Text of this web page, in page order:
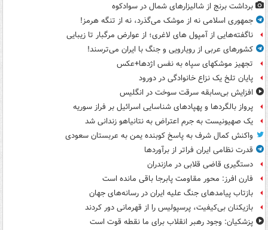
برداشت برنج از شالیزارهای شمال در سوادکوه
جمهوری اسلامی نه از موشک می‌گذرد، نه از تنگه هرمز!
ناگفته‌هایی از آمپول های لاغری؛ از عوارض مرگبار تا زیبایی
کشورهای عربی از رویارویی و جنگ با ایران می‌ترسند!
تجهیز موشکهای سپاه به نفس اژدها+عکس
پایان تلخ یک نزاع خانوادگی در دورود
افزایش بی‌سابقه سرقت سوخت در انگلیس
پرواز بالگردها و پهپادهای شناسایی اسرائیل بر فراز سوریه
یک صهیونیست به جرم اعتراض به نتانیاهو زندانی شد
واکنش کمال شرف به پاسخ کوبنده یمن به عربستان سعودی
قدرت نظامی ایران فراتر از برآوردها
دستگیری قاضی قلابی در مازندران
فارن افرز: محور مقاومت پابرجا باقی مانده است
بازتاب پیامدهای جنگ علیه ایران در رسانه‌های جهان
بازیکنان بی‌کیفیت، پرسپولیس را از قهرمانی دور کردند
پزشکیان: وجود رهبر انقلاب برای ما نقطه قوت است